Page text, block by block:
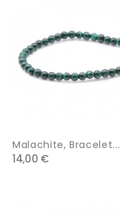
Malachite, Bracelet...
14,00 €